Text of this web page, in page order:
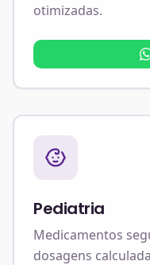
otimizadas.
Pediatria
Medicamentos
dosagens